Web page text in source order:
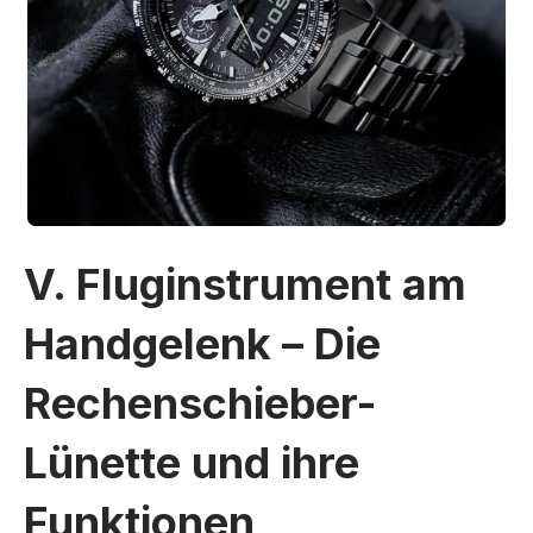
V. Fluginstrument am
Handgelenk – Die
Rechenschieber-
Lünette und ihre
Funktionen